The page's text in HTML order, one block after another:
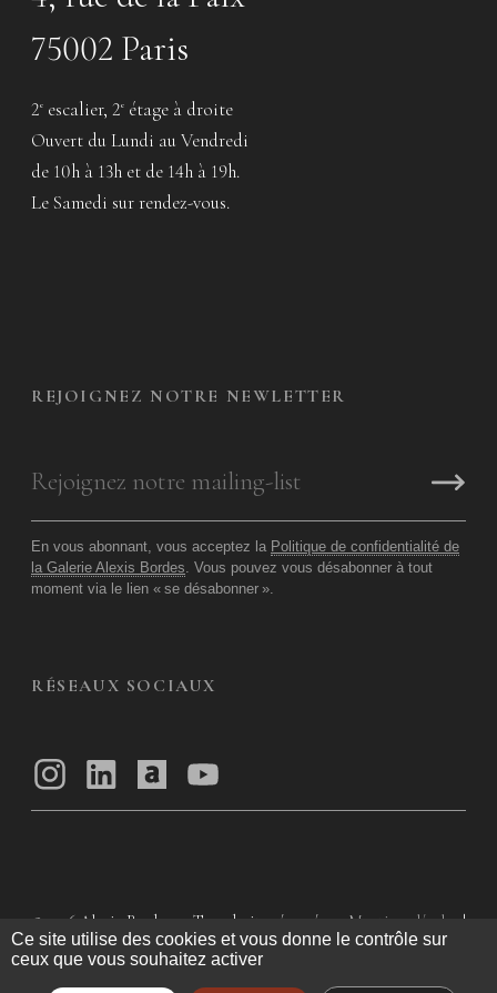
75002 Paris
2e escalier, 2e étage à droite
Ouvert du Lundi au Vendredi
de 10h à 13h et de 14h à 19h.
Le Samedi sur rendez-vous.
REJOIGNEZ NOTRE NEWLETTER
En vous abonnant, vous acceptez la Politique de confidentialité de
la Galerie Alexis Bordes . Vous pouvez vous désabonner à tout
moment via le lien « se désabonner ».
RÉSEAUX SOCIAUX
© 2026 Alexis Bordes — Tous droits réservés Mentions légales
|
Politique de confidentialité |Conditions Générales d’utilisation
Conditions Générales de Vente
Ce site utilise des cookies et vous donne le contrôle sur
ceux que vous souhaitez activer